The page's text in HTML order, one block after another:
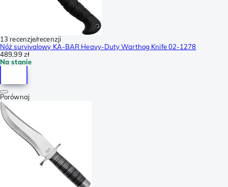
13 recenzje/recenzji
Nóż survivalowy KA-BAR Heavy-Duty Warthog Knife 02-1278
489,99 zł
Na stanie
Porównaj